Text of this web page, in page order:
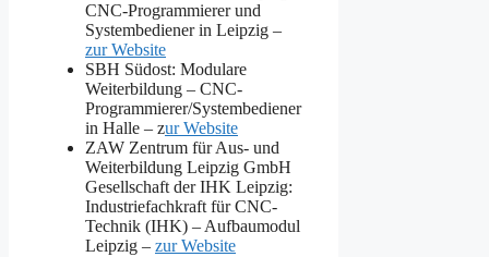
CNC-Programmierer und
Systembediener in Leipzig –
zur Website
SBH Südost: Modulare
Weiterbildung – CNC-
Programmierer/Systembediener
in Halle – zur Website
ZAW Zentrum für Aus- und
Weiterbildung Leipzig GmbH
Gesellschaft der IHK Leipzig:
Industriefachkraft für CNC-
Technik (IHK) – Aufbaumodul
Leipzig – zur Website